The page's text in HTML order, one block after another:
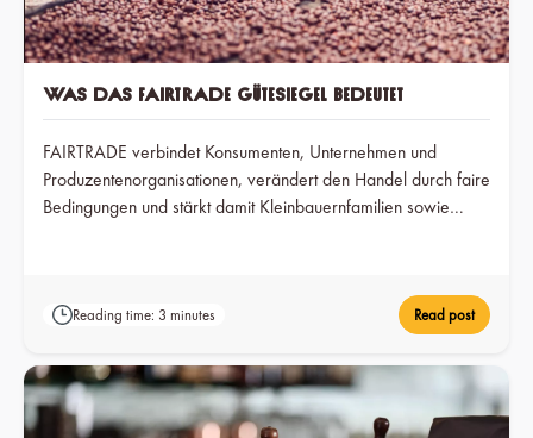
Was das Fairtrade Gütesiegel bedeutet
FAIRTRADE verbindet Konsumenten, Unternehmen und
Produzentenorganisationen, verändert den Handel durch faire
Bedingungen und stärkt damit Kleinbauernfamilien sowie
Reading time: 3 minutes Read post